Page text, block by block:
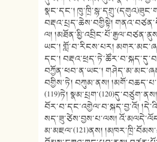
སྣང་དང་།
བརྡའ་པྲད་ཆེས་བགྱིསྟེ།
ལ།
ཡང་། གློ་བ་རིངས་པར།
དང་།
བཀྱོན་ཕབ་ན་ཡང་།
བགྱིས་ཏེ། བཀུམ་ནས།
(119)ཏེ།
བོར་བ་དང་འགྱེལ་བ་སྐད་བྱ་འོ།
སད་ཟུ་ཙེས་བྱས་པ་ལས།
མ་མཇལ་(121)ནས།